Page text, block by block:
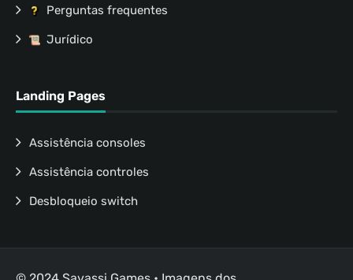
Perguntas frequentes
Jurídico
Landing Pages
Assistência consoles
Assistência controles
Desbloqueio switch